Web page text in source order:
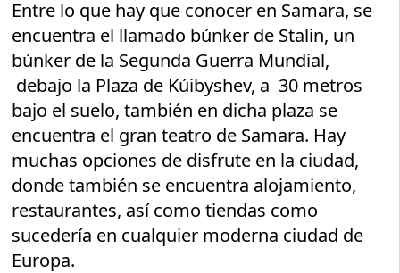
Entre lo que hay que conocer en Samara, se
encuentra el llamado búnker de Stalin, un
búnker de la Segunda Guerra Mundial,
debajo la Plaza de Kúibyshev, a 30 metros
bajo el suelo, también en dicha plaza se
encuentra el gran teatro de Samara. Hay
muchas opciones de disfrute en la ciudad,
donde también se encuentra alojamiento,
restaurantes, así como tiendas como
sucedería en cualquier moderna ciudad de
Europa.